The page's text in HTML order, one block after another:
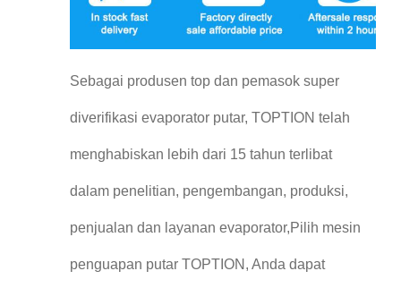
Sebagai produsen top dan pemasok super
diverifikasi evaporator putar, TOPTION telah
menghabiskan lebih dari 15 tahun terlibat
dalam penelitian, pengembangan, produksi,
penjualan dan layanan evaporator,Pilih mesin
penguapan putar TOPTION, Anda dapat